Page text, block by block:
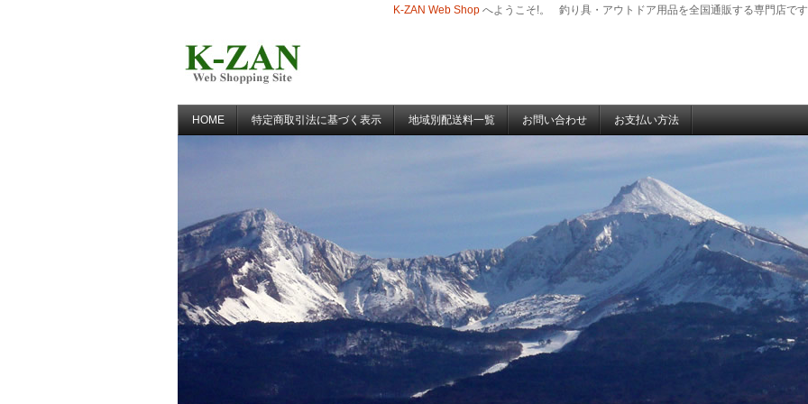
K-ZAN Web Shop へようこそ!。 釣り具・アウトドア用品を全国通販する専門店で
HOME 特定商取引法に基づく表示 地域別配送料一覧 お問い合わせ お支払い方法